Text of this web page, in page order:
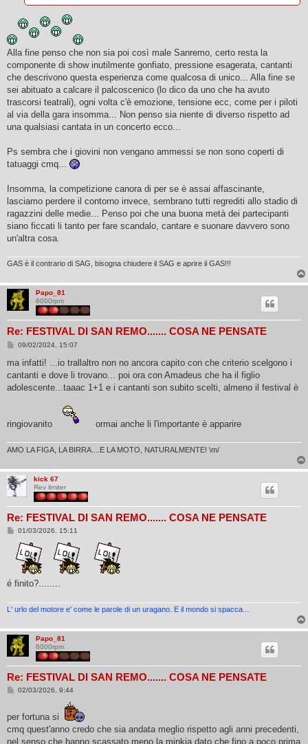
Alla fine penso che non sia poi così male Sanremo, certo resta la
componente di show inutilmente gonfiato, pressione esagerata, cantanti
che descrivono questa esperienza come qualcosa di unico... Alla fine se
sei abituato a calcare il palcoscenico (lo dico da uno che ha avuto
trascorsi teatrali), ogni volta c'è emozione, tensione ecc, come per i piloti
al via della gara insomma... Non penso sia niente di diverso rispetto ad
una qualsiasi cantata in un concerto ecco...
Ps sembra che i giovini non vengano ammessi se non sono coperti di
tatuaggi cmq...
Insomma, la competizione canora di per se è assai affascinante,
lasciamo perdere il contorno invece, sembrano tutti regrediti allo stadio di
ragazzini delle medie... Penso poi che una buona metà dei partecipanti
siano ficcati li tanto per fare scandalo, cantare e suonare davvero sono
un'altra cosa.
GAS è il contrario di SAG, bisogna chiudere il SAG e aprire il GAS!!!
Papo_81
6000rpm
Re: FESTIVAL DI SAN REMO....... COSA NE PENSATE
M
s
a
g
09/02/2024, 15:07
ma infatti! ...io trallaltro non no ancora capito con che criterio scelgono i
cantanti e dove li trovano... poi ora con Amadeus che ha il figlio
adolescente...taaac 1+1 e i cantanti son subito scelti, almeno il festival è
ringiovanito ormai anche li l'importante è apparire
AMO LA FIGA, LA BIRRA....E LA MOTO, NATURALMENTE! \m/
kick 67
Rev limiter
Re: FESTIVAL DI SAN REMO....... COSA NE PENSATE
M
s
g
i
01/03/2026, 15:11
​​​​​​​é finito?........
L' urlo del motore e' come le parole di un uragano. E il mondo si spacca...
Papo_81
6000rpm
Re: FESTIVAL DI SAN REMO....... COSA NE PENSATE
M
s
a
g
g
02/03/2026, 9:44
per fortuna si
cmq quest'anno credo che sia andata meglio rispetto agli anni precedenti,
nel senso che hanno scassato meno la minkia dato che fino a poco prima